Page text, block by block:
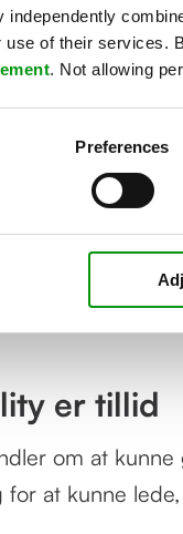
of their services.
. Not allowing
Preferences
anden form for
Og lad os
handler ikke
skal du skabe
korte?
er tillid
om at
at kunne